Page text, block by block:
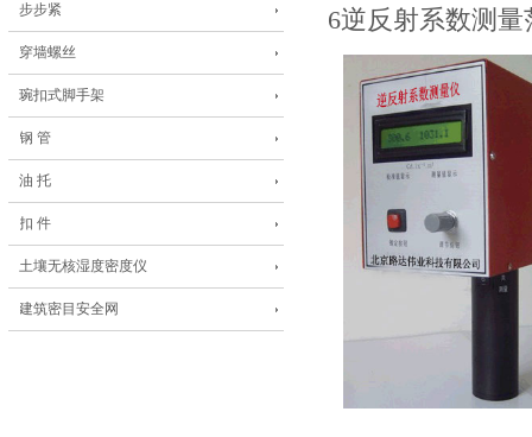
步步紧
穿墙螺丝
琬扣式脚手架
钢 管
油 托
扣 件
土壤无核湿度密度仪
建筑密目安全网
6逆反射系数测量